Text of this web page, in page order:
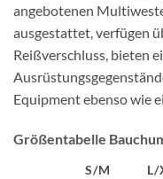
angebotenen
ausgestattet, verfügen
Reißverschluss, bieten
Equipment ebenso wie
Größentabelle
S/M L/